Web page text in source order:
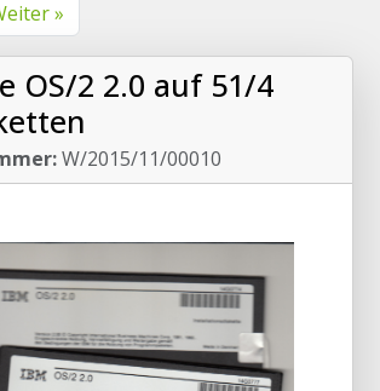
»
OS/2 2.0 auf 51/4
W/2015/11/00010